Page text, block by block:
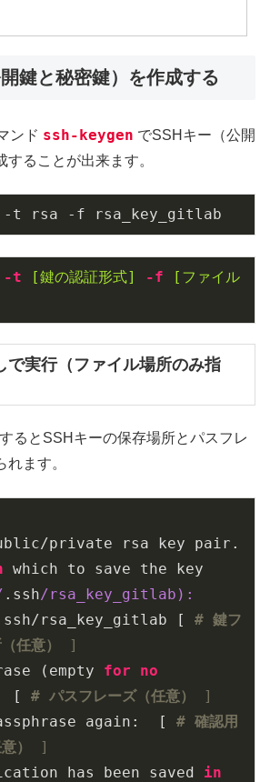
鍵と秘密鍵）を作成する
ンド ssh-keygen でSSHキー（公開
ることが出来ます。
-t rsa -f rsa_key_gitlab
-t [鍵の認証形式] -f
[ファイル
で実行（ファイル場所のみ指
るとSSHキーの保存場所とパスフレ
ます。
private rsa key pair.
which to save the key
.ssh/rsa_key_gitlab):
rsa_key_gitlab [ # 鍵フ
任意）
]
(empty for
no
[ # パスフレーズ（任意）
]
again:  [ # 確認用
）
]
has been saved in